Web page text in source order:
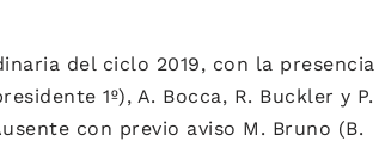
del ciclo 2019, con la presencia
1º), A. Bocca, R. Buckler y P.
con previo aviso M. Bruno (B.